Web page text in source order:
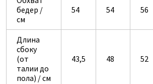
бедер /
см
54 54 56
Длина
сбоку
(от
талии до
пола) / см
43,5 48 52